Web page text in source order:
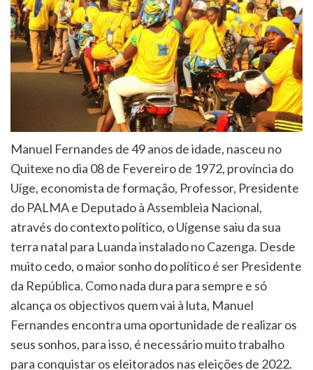
Manuel Fernandes de 49 anos de idade, nasceu no
Quitexe no dia 08 de Fevereiro de 1972, província do
Uíge, economista de formação, Professor, Presidente
do PALMA e Deputado à Assembleia Nacional,
através do contexto político, o Uígense saiu da sua
terra natal para Luanda instalado no Cazenga. Desde
muito cedo, o maior sonho do político é ser Presidente
da República. Como nada dura para sempre e só
alcança os objectivos quem vai à luta, Manuel
Fernandes encontra uma oportunidade de realizar os
seus sonhos, para isso, é necessário muito trabalho
para conquistar os eleitorados nas eleições de 2022.